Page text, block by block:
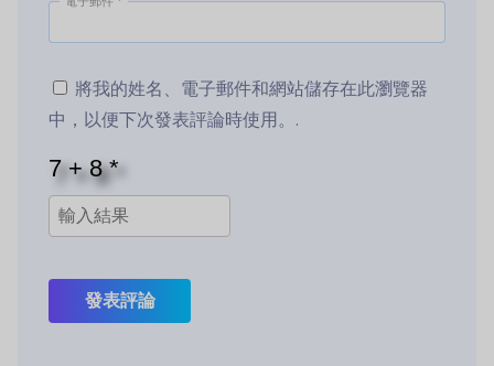
將我的姓名、電子郵件和網站儲存在此瀏覽器
中，以便下次發表評論時使用。.
發表評論